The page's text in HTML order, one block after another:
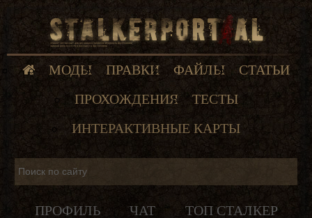
МОДЫ ПРАВКИ ФАЙЛЫ
СТАТЬИ
ПРОХОЖДЕНИЯ
ТЕСТЫ
ИНТЕРАКТИВНЫЕ КАРТЫ
ПРОФИЛЬ ЧАТ ТОП СТАЛКЕР